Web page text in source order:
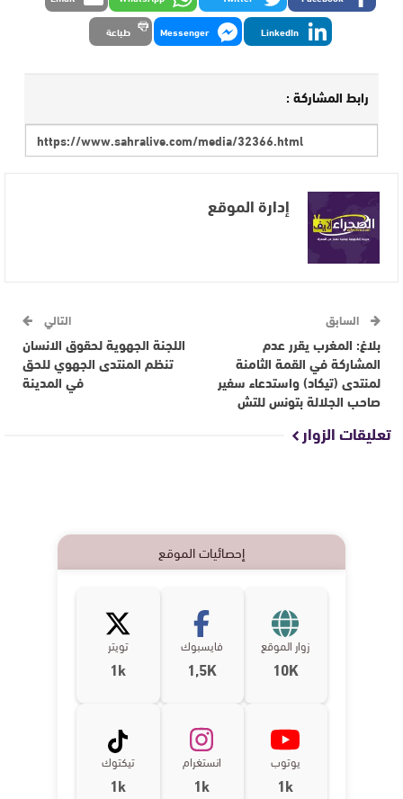
LinkedIn
Messenger طباعة
رابط المشاركة :
إدارة الموقع
السابق
بلاغ: المغرب يقرر عدم
المشاركة في القمة الثامنة
لمنتدى (تيكاد) واستدعاء سفير
صاحب الجلالة بتونس للتش
التالي
اللجنة الجهوية لحقوق الانسان
تنظم المنتدى الجهوي للحق
في المدينة
تعليقات الزوار
إحصائيات الموقع
زوار الموقع
10K
فايسبوك
1,5K
تويتر
1k
يوتوب
1k
انستغرام
1k
تيكتوك
1k